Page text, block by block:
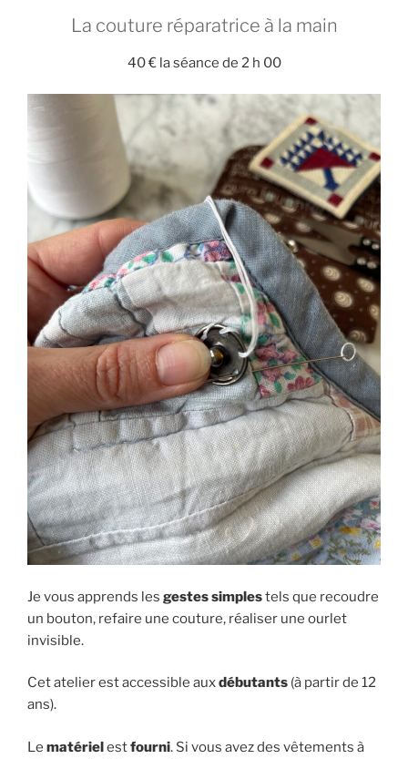
La couture réparatrice à la main
40 € la séance de 2 h 00
Je vous apprends les gestes simplestels que recoudre
un bouton, refaire une couture, réaliser une ourlet
invisible.
Cet atelier est accessible auxdébutants (à partir de 12
ans).
Le matérielestfourni. Si vous avez des vêtements à